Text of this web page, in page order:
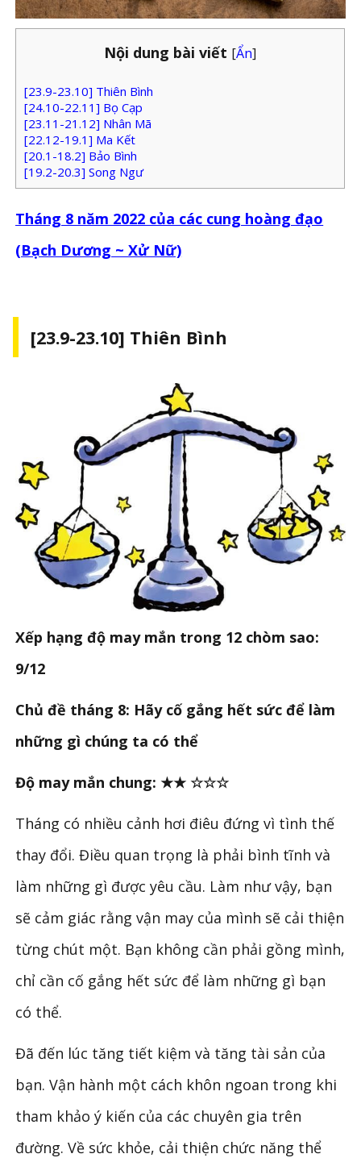
Nội dung bài viết [Ẩn]
[23.9-23.10] Thiên Bình
[24.10-22.11] Bọ Cạp
[23.11-21.12] Nhân Mã
[22.12-19.1] Ma Kết
[20.1-18.2] Bảo Bình
[19.2-20.3] Song Ngư
Tháng 8 năm 2022 của các cung hoàng đạo
(Bạch Dương ~ Xử Nữ)
[23.9-23.10] Thiên Bình
Xếp hạng độ may mắn trong 12 chòm sao:
9/12
Chủ đề tháng 8: Hãy cố gắng hết sức để làm
những gì chúng ta có thể
Độ may mắn chung: ★★ ☆☆☆
Tháng có nhiều cảnh hơi điêu đứng vì tình thế
thay đổi. Điều quan trọng là phải bình tĩnh và
làm những gì được yêu cầu. Làm như vậy, bạn
sẽ cảm giác rằng vận may của mình sẽ cải thiện
từng chút một. Bạn không cần phải gồng mình,
chỉ cần cố gắng hết sức để làm những gì bạn
có thể.
Đã đến lúc tăng tiết kiệm và tăng tài sản của
bạn. Vận hành một cách khôn ngoan trong khi
tham khảo ý kiến ​​của các chuyên gia trên
đường. Về sức khỏe, cải thiện chức năng thể